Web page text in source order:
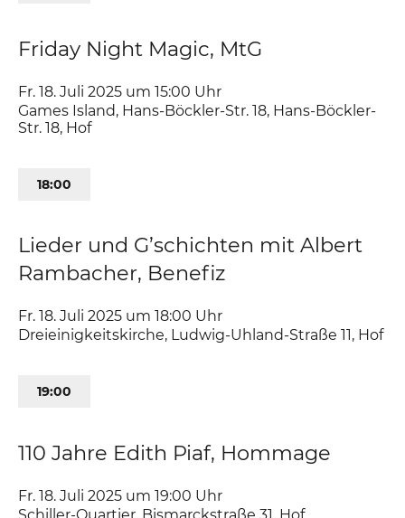
Friday Night Magic, MtG
Fr. 18. Juli 2025 um 15:00 Uhr
Games Island, Hans-Böckler-Str. 18, Hans-Böckler-
Str. 18 Hof
18:00
Lieder und G’schichten mit Albert
Rambacher, Benefiz
Fr. 18. Juli 2025 um 18:00 Uhr
Dreieinigkeitskirche, Ludwig-Uhland-Straße 11 Hof
19:00
110 Jahre Edith Piaf, Hommage
Fr. 18. Juli 2025 um 19:00 Uhr